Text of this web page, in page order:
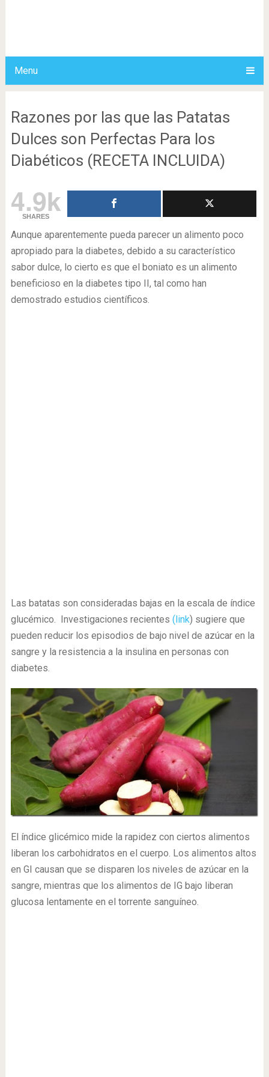
Menu
Razones por las que las Patatas
Dulces son Perfectas Para los
Diabéticos (RECETA INCLUIDA)
4.9k
SHARES
Aunque aparentemente pueda parecer un alimento poco
apropiado para la diabetes, debido a su característico
sabor dulce, lo cierto es que el boniato es un alimento
beneficioso en la diabetes tipo II, tal como han
demostrado estudios científicos.
Las batatas son consideradas bajas en la escala de índice
glucémico. Investigaciones recientes (link) sugiere que
pueden reducir los episodios de bajo nivel de azúcar en la
sangre y la resistencia a la insulina en personas con
diabetes.
El índice glicémico mide la rapidez con ciertos alimentos
liberan los carbohidratos en el cuerpo. Los alimentos altos
en GI causan que se disparen los niveles de azúcar en la
sangre, mientras que los alimentos de IG bajo liberan
glucosa lentamente en el torrente sanguíneo.